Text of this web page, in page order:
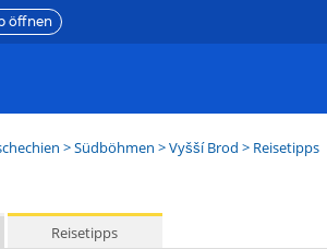
öffnen
>Südböhmen >Vyšší Brod > Reisetipps
Reisetipps